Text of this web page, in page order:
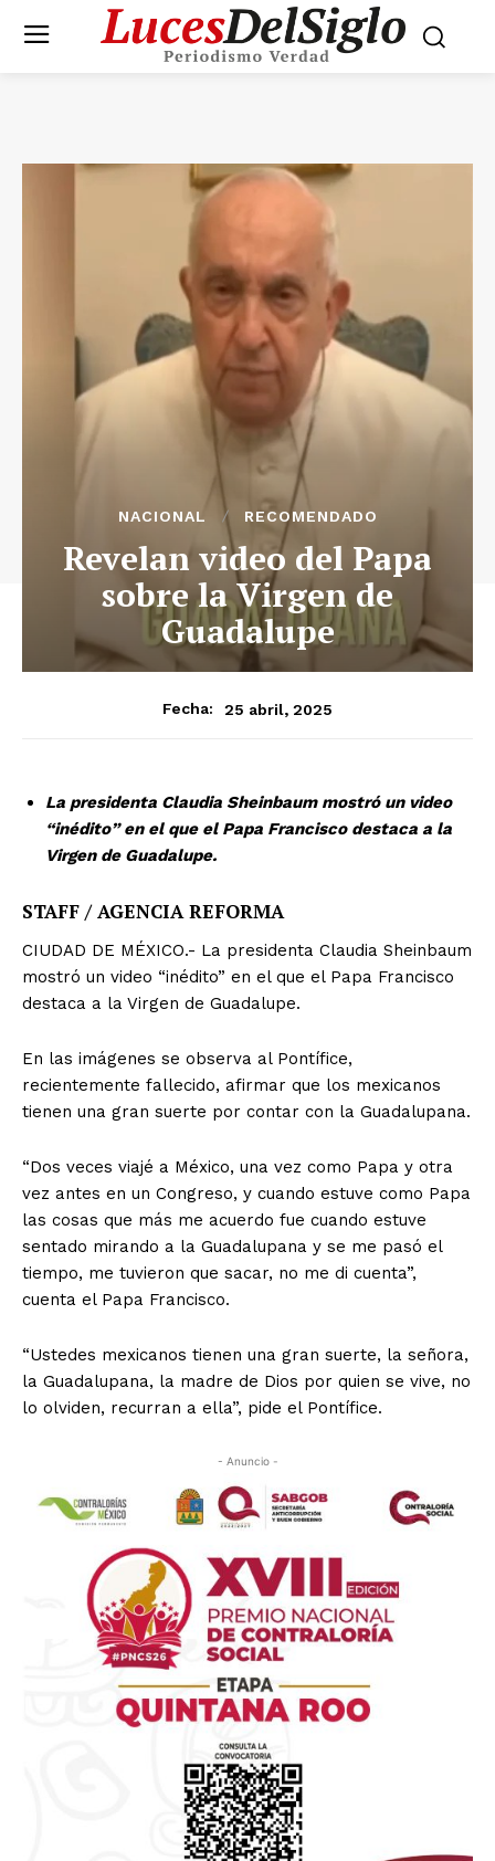
NACIONAL RECOMENDADO
Revelan video del Papa
sobre la Virgen de
Guadalupe
Fecha: 25 abril, 2025
La presidenta Claudia Sheinbaum mostró un video
“inédito” en el que el Papa Francisco destaca a la
Virgen de Guadalupe.
STAFF / AGENCIA REFORMA
CIUDAD DE MÉXICO.- La presidenta Claudia Sheinbaum
mostró un video “inédito” en el que el Papa Francisco
destaca a la Virgen de Guadalupe.
En las imágenes se observa al Pontífice,
recientemente fallecido, afirmar que los mexicanos
tienen una gran suerte por contar con la Guadalupana.
“Dos veces viajé a México, una vez como Papa y otra
vez antes en un Congreso, y cuando estuve como Papa
las cosas que más me acuerdo fue cuando estuve
sentado mirando a la Guadalupana y se me pasó el
tiempo, me tuvieron que sacar, no me di cuenta”,
cuenta el Papa Francisco.
“Ustedes mexicanos tienen una gran suerte, la señora,
la Guadalupana, la madre de Dios por quien se vive, no
lo olviden, recurran a ella”, pide el Pontífice.
- Anuncio -